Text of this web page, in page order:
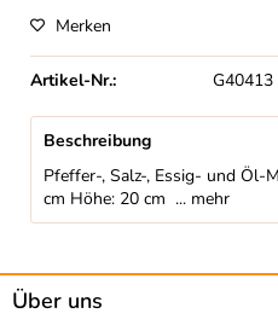
Merken
Artikel-Nr.: G40413
Beschreibung
Pfeffer-, Salz-, Essig- und Öl-
cm Höhe: 20 cm ... mehr
Über uns